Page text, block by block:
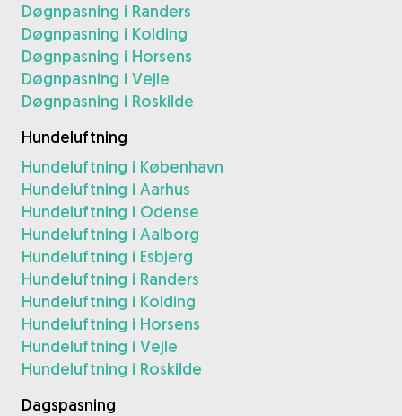
Døgnpasning i Randers
Døgnpasning i Kolding
Døgnpasning i Horsens
Døgnpasning i Vejle
Døgnpasning i Roskilde
Hundeluftning
Hundeluftning i København
Hundeluftning i Aarhus
Hundeluftning i Odense
Hundeluftning i Aalborg
Hundeluftning i Esbjerg
Hundeluftning i Randers
Hundeluftning i Kolding
Hundeluftning i Horsens
Hundeluftning i Vejle
Hundeluftning i Roskilde
Dagspasning